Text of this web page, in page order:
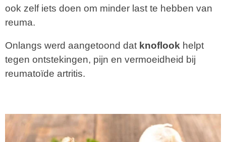
ook zelf iets doen om minder last te hebben van
reuma.
Onlangs werd aangetoond dat knoflook helpt
tegen ontstekingen, pijn en vermoeidheid bij
reumatoïde artritis.